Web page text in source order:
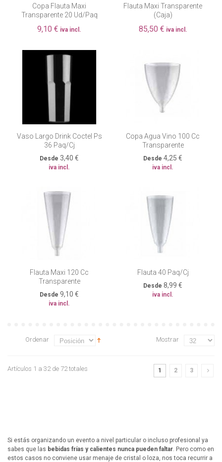
Copa Flauta Maxi
Transparente 20 Ud/paq
9,10 € iva incl.
Flauta Maxi Transparente
(caja)
85,50 € iva incl.
Vaso Largo Drink Coctel Ps
36 Paq/cj
Desde 3,40 €
iva incl.
Copa Agua Vino 100 Cc
Transparente
Desde 4,25 €
iva incl.
Flauta Maxi 120 Cc
Transparente
Desde 9,10 €
iva incl.
Flauta 40 Paq/cj
Desde 8,99 €
iva incl.
Ordenar Mostrar
Artículos 1 a 32 de 72 totales 1 2 3
Si estás organizando un evento a nivel particular o incluso profesional ya
sabes que las bebidas frías y calientes nunca pueden faltar . Pero como en
estos casos no conviene usar menaje de cristal o loza, nos toca recurrir a